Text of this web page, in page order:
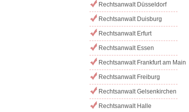
Rechtsanwalt Düsseldorf
Rechtsanwalt Duisburg
Rechtsanwalt Erfurt
Rechtsanwalt Essen
Rechtsanwalt Frankfurt am Main
Rechtsanwalt Freiburg
Rechtsanwalt Gelsenkirchen
Rechtsanwalt Halle